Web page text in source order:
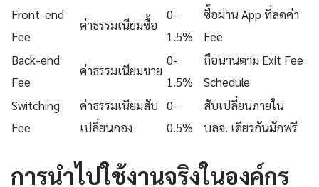
Front-end
Fee
ค่าธรรมเนียมซื้อ
0-
1.5%
ซื้อผ่าน App ที่ลดค่า
Fee
Back-end
Fee
ค่าธรรมเนียมขาย
0-
1.5%
ถือนานตาม Exit Fee
Schedule
Switching
Fee
ค่าธรรมเนียมสับ
เปลี่ยนกอง
0-
0.5%
สับเปลี่ยนภายใน
บลจ. เดียวกันมักฟรี
การนำไปใช้งานจริงในองค์กร